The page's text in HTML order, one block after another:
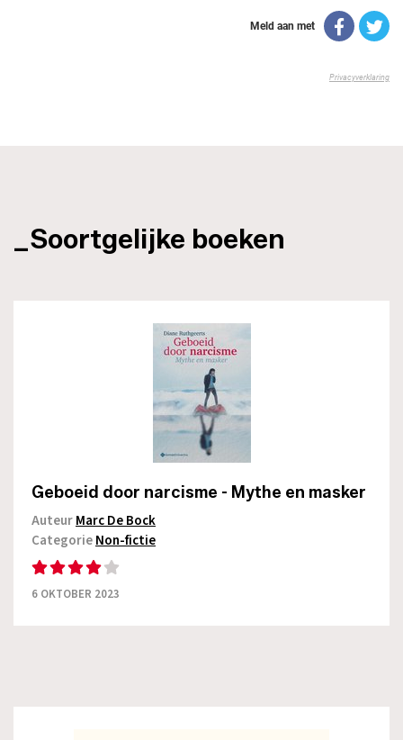
_Soortgelijke boeken
Geboeid door narcisme - Mythe en masker
AuteurMarc De Bock
CategorieNon-fictie
6 OKTOBER 2023